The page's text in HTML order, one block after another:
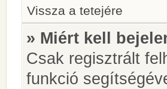
Vissza a tetejére
» Miért kell
Csak regisztrált
funkció